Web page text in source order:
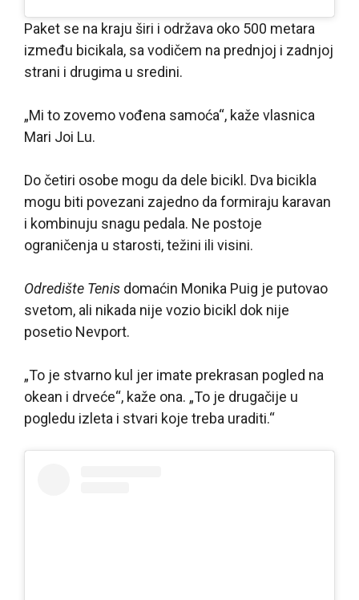
Paket se na kraju širi i održava oko 500 metara
između bicikala, sa vodičem na prednjoj i zadnjoj
strani i drugima u sredini.
„Mi to zovemo vođena samoća“, kaže vlasnica
Mari Joi Lu.
Do četiri osobe mogu da dele bicikl. Dva bicikla
mogu biti povezani zajedno da formiraju karavan
i kombinuju snagu pedala. Ne postoje
ograničenja u starosti, težini ili visini.
Odredište Tenis domaćin Monika Puig je putovao
svetom, ali nikada nije vozio bicikl dok nije
posetio Nevport.
„To je stvarno kul jer imate prekrasan pogled na
okean i drveće“, kaže ona. „To je drugačije u
pogledu izleta i stvari koje treba uraditi.“